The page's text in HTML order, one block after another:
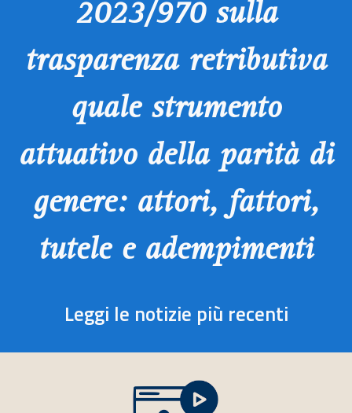
2023/970 sulla
trasparenza retributiva
quale strumento
attuativo della parità di
genere: attori, fattori,
tutele e adempimenti
Leggi le notizie più recenti